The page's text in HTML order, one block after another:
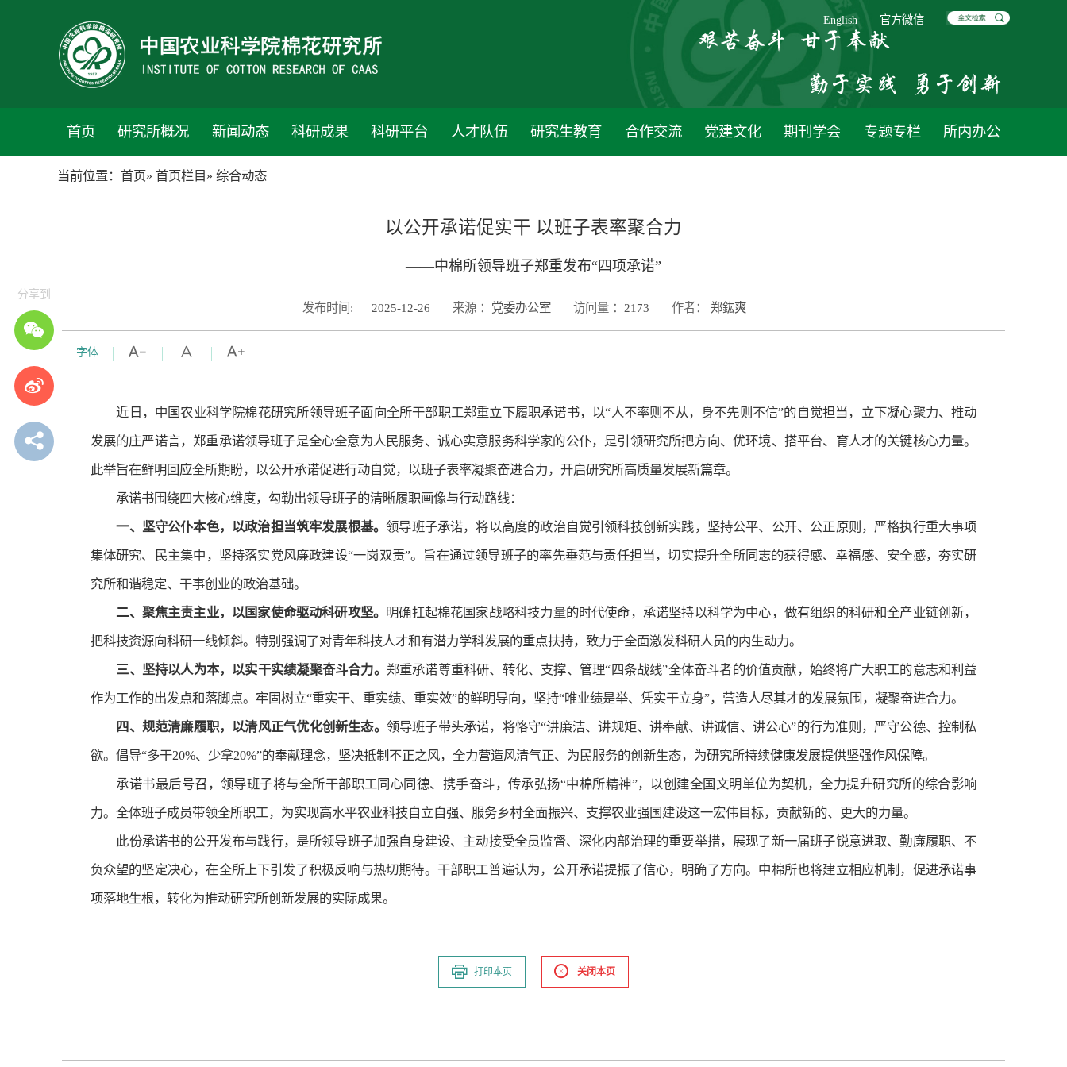
English 官方微信
首页 研究所概况 新闻动态 科研成果 科研平台 人才队伍 研究生教育 合作交流 党建文化 期刊学会 专题专栏 所内办公
当前位置： 首页» 首页栏目 » 综合动态
以公开承诺促实干 以班子表率聚合力
——中棉所领导班子郑重发布“四项承诺”
发布时间: 2025-12-26 来源 ： 党委办公室 访问量 ： 2173 作者： 郑鈜爽
字体
分享到
近日，中国农业科学院棉花研究所领导班子面向全所干部职工郑重立下履职承诺书，以“人不率则不从，身不先则不信”的自觉担当，立下凝心聚力、推动
发展的庄严诺言，郑重承诺领导班子是全心全意为人民服务、诚心实意服务科学家的公仆，是引领研究所把方向、优环境、搭平台、育人才的关键核心力量。
此举旨在鲜明回应全所期盼，以公开承诺促进行动自觉，以班子表率凝聚奋进合力，开启研究所高质量发展新篇章。
承诺书围绕四大核心维度，勾勒出领导班子的清晰履职画像与行动路线：
一、坚守公仆本色，以政治担当筑牢发展根基。领导班子承诺，将以高度的政治自觉引领科技创新实践，坚持公平、公开、公正原则，严格执行重大事项
集体研究、民主集中，坚持落实党风廉政建设“一岗双责”。旨在通过领导班子的率先垂范与责任担当，切实提升全所同志的获得感、幸福感、安全感，夯实研
究所和谐稳定、干事创业的政治基础。
二、聚焦主责主业，以国家使命驱动科研攻坚。 明确扛起棉花国家战略科技力量的时代使命，承诺坚持以科学为中心，做有组织的科研和全产业链创新，
把科技资源向科研一线倾斜。特别强调了对青年科技人才和有潜力学科发展的重点扶持，致力于全面激发科研人员的内生动力。
三、坚持以人为本，以实干实绩凝聚奋斗合力。 郑重承诺尊重科研、转化、支撑、管理“四条战线”全体奋斗者的价值贡献，始终将广大职工的意志和利益
作为工作的出发点和落脚点。牢固树立“重实干、重实绩、重实效”的鲜明导向，坚持“唯业绩是举、凭实干立身”，营造人尽其才的发展氛围，凝聚奋进合力。
四、规范清廉履职，以清风正气优化创新生态。 领导班子带头承诺，将恪守“讲廉洁、讲规矩、讲奉献、讲诚信、讲公心”的行为准则，严守公德、控制私
欲。倡导“多干20%、少拿20%”的奉献理念，坚决抵制不正之风，全力营造风清气正、为民服务的创新生态，为研究所持续健康发展提供坚强作风保障。
承诺书最后号召，领导班子将与全所干部职工同心同德、携手奋斗，传承弘扬“中棉所精神”，以创建全国文明单位为契机，全力提升研究所的综合影响
力。全体班子成员带领全所职工，为实现高水平农业科技自立自强、服务乡村全面振兴、支撑农业强国建设这一宏伟目标，贡献新的、更大的力量。
此份承诺书的公开发布与践行，是所领导班子加强自身建设、主动接受全员监督、深化内部治理的重要举措，展现了新一届班子锐意进取、勤廉履职、不
负众望的坚定决心，在全所上下引发了积极反响与热切期待。干部职工普遍认为，公开承诺提振了信心，明确了方向。中棉所也将建立相应机制，促进承诺事
项落地生根，转化为推动研究所创新发展的实际成果。
打印本页 关闭本页